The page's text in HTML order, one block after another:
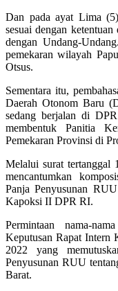
Dan pada ayat Lima
sesuai dengan
dengan Undang-
pemekaran wilayah
Otsus.
Sementara itu,
Daerah Otonom Baru
sedang berjalan di
membentuk Panitia
Pemekaran Provinsi di
Melalui surat
mencantumkan
Panja Penyusunan
Kapoksi II DPR RI.
Permintaan nama-
Keputusan Rapat Intern
2022 yang
Penyusunan RUU
Barat.